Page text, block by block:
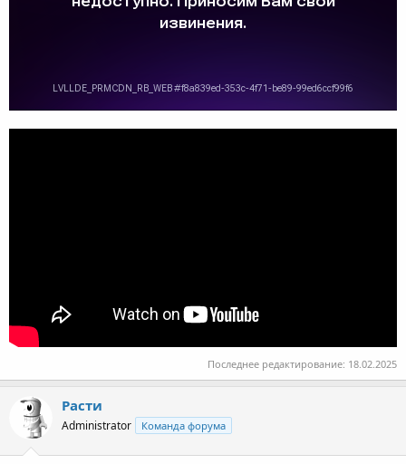
Последнее редактирование: 18.02.2025
Расти
Administrator Команда форума